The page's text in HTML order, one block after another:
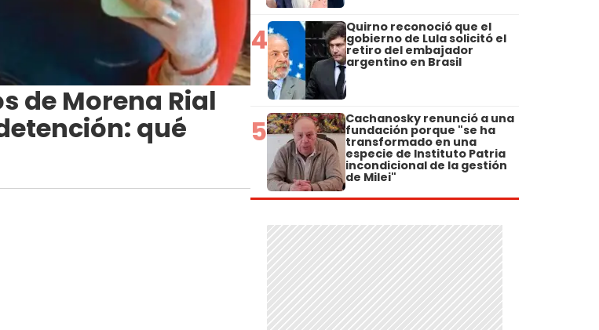
de Morena Rial
qué
4 Quirno reconoció que el
gobierno de Lula solicitó el
retiro del embajador
argentino en Brasil
5 Cachanosky renunció a una
fundación porque "se ha
transformado en una
especie de Instituto Patria
incondicional de la gestión
de Milei"